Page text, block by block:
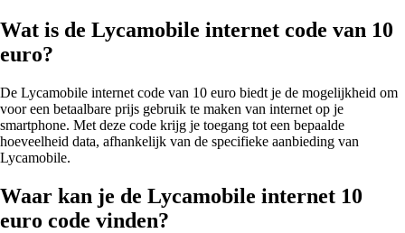
Wat is de Lycamobile internet code van 10
euro?
De Lycamobile internet code van 10 euro biedt je de mogelijkheid om
voor een betaalbare prijs gebruik te maken van internet op je
smartphone. Met deze code krijg je toegang tot een bepaalde
hoeveelheid data, afhankelijk van de specifieke aanbieding van
Lycamobile.
Waar kan je de Lycamobile internet 10
euro code vinden?